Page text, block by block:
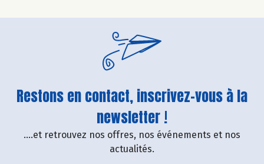
Restons en contact, inscrivez-vous à la
newsletter !
....et retrouvez nos offres, nos événements et nos
actualités.